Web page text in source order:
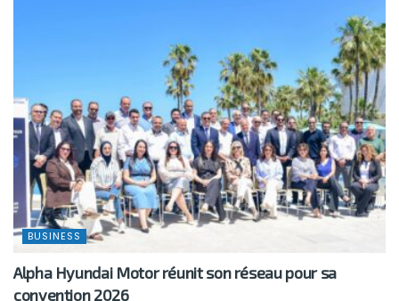
BUSINESS
Alpha Hyundai Motor réunit son réseau pour sa
convention 2026